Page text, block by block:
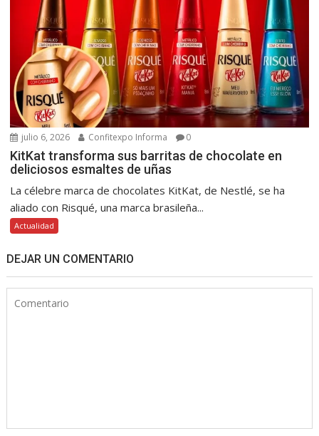
julio 6, 2026 Confitexpo Informa 0
KitKat transforma sus barritas de chocolate en
deliciosos esmaltes de uñas
La célebre marca de chocolates KitKat, de Nestlé, se ha
aliado con Risqué, una marca brasileña...
Actualidad
DEJAR UN COMENTARIO